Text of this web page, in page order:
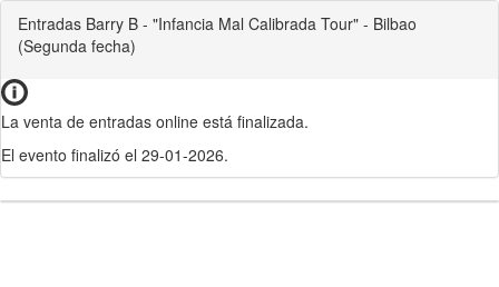
Entradas Barry B - "Infancia Mal Calibrada Tour" - Bilbao
(Segunda fecha)
La venta de entradas online está finalizada.
El evento finalizó el 29-01-2026.